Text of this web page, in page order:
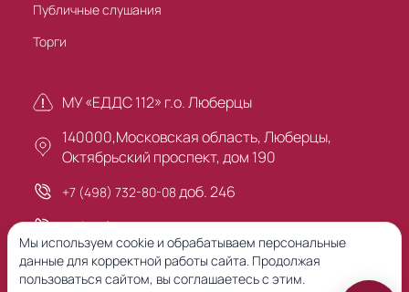
Публичные слушания
Торги
МУ «ЕДДС 112» г.о. Люберцы
140000,Московская область, Люберцы,
Октябрьский проспект, дом 190
+7 (498) 732-80-08 доб. 246
+7 (495) 503-30-00
Мы используем cookie и обрабатываем персональные
данные для корректной работы сайта. Продолжая
пользоваться сайтом, вы соглашаетесь с этим.